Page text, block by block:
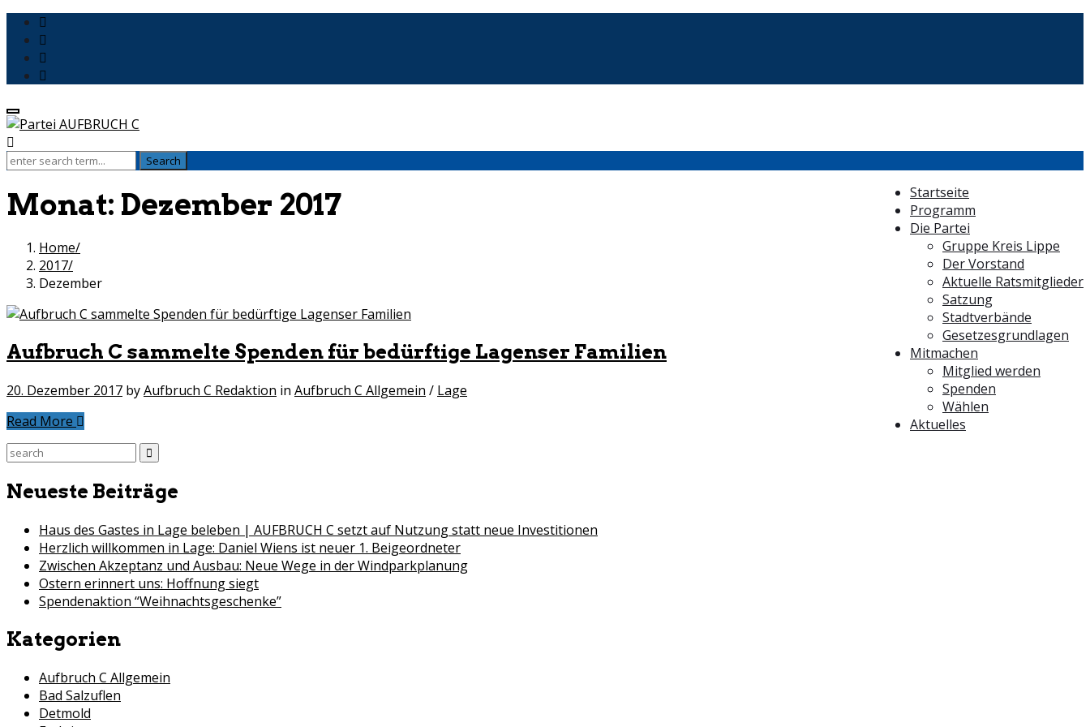
Startseite
Programm
Die Partei
Gruppe Kreis Lippe
Der Vorstand
Aktuelle Ratsmitglieder
Satzung
Stadtverbände
Gesetzesgrundlagen
Mitmachen
Mitglied werden
Spenden
Wählen
Aktuelles
Monat: Dezember 2017
Home
2017
Dezember
Aufbruch C sammelte Spenden für bedürftige Lagenser Familien
20. Dezember 2017 byAufbruch C Redaktion in Aufbruch C Allgemein / Lage
Read More
Search
Neueste Beiträge
Haus des Gastes in Lage beleben | AUFBRUCH C setzt auf Nutzung statt neue Investitionen
Herzlich willkommen in Lage: Daniel Wiens ist neuer 1. Beigeordneter
Zwischen Akzeptanz und Ausbau: Neue Wege in der Windparkplanung
Ostern erinnert uns: Hoffnung siegt
Spendenaktion “Weihnachtsgeschenke”
Kategorien
Aufbruch C Allgemein
Bad Salzuflen
Detmold